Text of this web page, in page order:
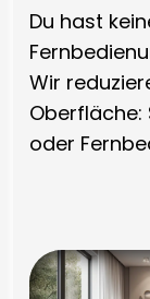
Du hast
Wir
Oberfläche:
oder